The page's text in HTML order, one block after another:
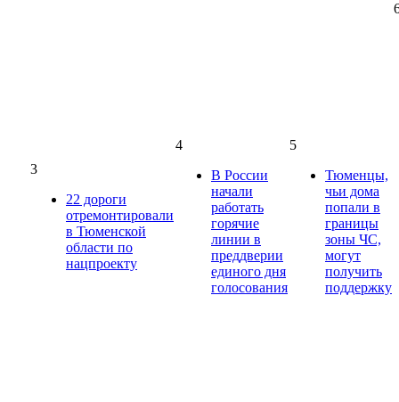
3
22 дороги
отремонтировали
в Тюменской
области по
нацпроекту
4
В России
начали
работать
горячие
линии в
преддверии
единого дня
голосования
5
Тюменцы,
чьи дома
попали в
границы
зоны ЧС,
могут
получить
поддержку